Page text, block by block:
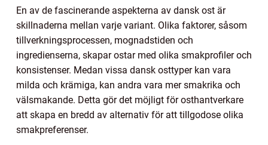
En av de fascinerande aspekterna av dansk ost är
skillnaderna mellan varje variant. Olika faktorer, såsom
tillverkningsprocessen, mognadstiden och
ingredienserna, skapar ostar med olika smakprofiler och
konsistenser. Medan vissa dansk osttyper kan vara
milda och krämiga, kan andra vara mer smakrika och
välsmakande. Detta gör det möjligt för osthantverkare
att skapa en bredd av alternativ för att tillgodose olika
smakpreferenser.